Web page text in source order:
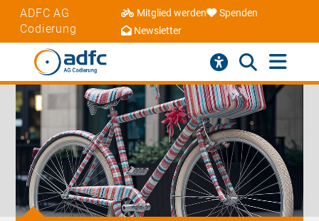
ADFC AG
Codierung
Mitglied werden
Spenden
Newsletter